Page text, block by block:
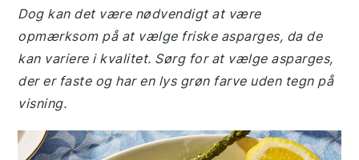
Dog kan det være nødvendigt at være
opmærksom på at vælge friske asparges, da de
kan variere i kvalitet. Sørg for at vælge asparges,
der er faste og har en lys grøn farve uden tegn på
visning.